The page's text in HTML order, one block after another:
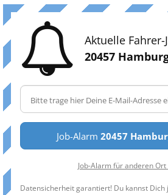
Aktuelle
20457
Job-Alarm 20457
Job-Alarm für anderen Ort
Datensicherheit garantiert! Du kannst